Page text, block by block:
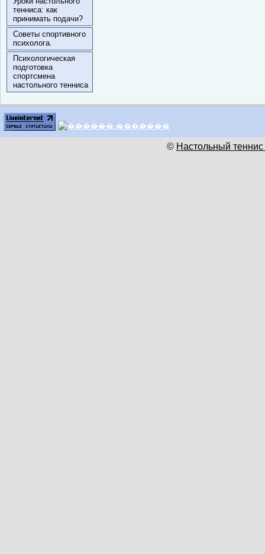
тенниса: как
принимать подачи?
Советы спортивного
психолога.
Психологическая
подготовка
спортсмена
настольного тенниса
© Настольный